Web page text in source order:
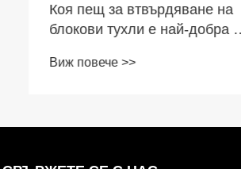
Коя пещ за втвърдяване на
блокови тухли е най-добра за
Виж повече >>